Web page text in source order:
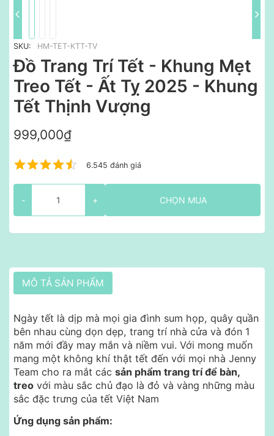
SKU: HM-TET-KTT-TV
Đồ Trang Trí Tết - Khung Mẹt
Treo Tết - Ất Tỵ 2025 - Khung
Tết Thịnh Vượng
999,000₫
6.545 đánh giá
- + CHỌN MUA
MÔ TẢ SẢN PHẨM
Ngày tết là dịp mà mọi gia đình sum họp, quây quần
bên nhau cùng dọn dẹp, trang trí nhà cửa và đón 1
năm mới đầy may mắn và niềm vui. Với mong muốn
mang một không khí thật tết đến với mọi nhà Jenny
Team cho ra mắt các sản phẩm trang trí để bàn,
treo với màu sắc chủ đạo là đỏ và vàng những màu
sắc đặc trưng của tết Việt Nam
Ứng dụng sản phẩm: